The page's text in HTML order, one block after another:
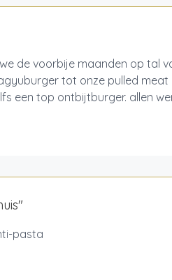
de voorbije maanden op tal
tot onze pulled meat
een top ontbijtburger. allen
pasta